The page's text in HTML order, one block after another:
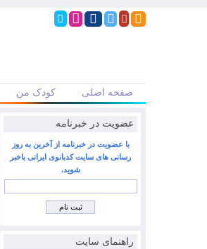
صفحه اصلی کودک من
عضویت در خبرنامه
با عضویت در خبرنامه از آخرین به روز
رسانی های سایت کدبانوی ایرانی باخبر
شوید.
راهنمای سایت